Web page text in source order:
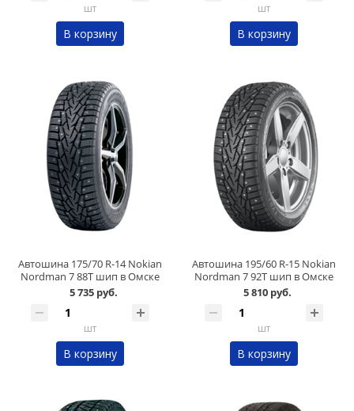
шт
В корзину
шт
В корзину
Автошина 175/70 R-14 Nokian
Nordman 7 88Т шип в Омске
5 735 руб.
шт
В корзину
Автошина 195/60 R-15 Nokian
Nordman 7 92Т шип в Омске
5 810 руб.
шт
В корзину